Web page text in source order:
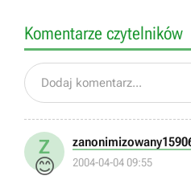
Komentarze czytelników
Dodaj komentarz...
Z
😊 2004-04-04 09:55